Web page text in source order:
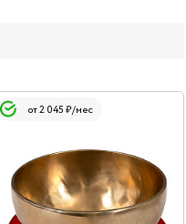
от 2 045 ₽/мес